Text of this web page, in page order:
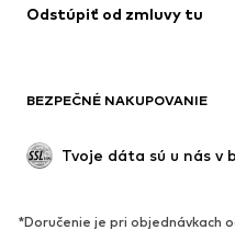
Upcyklácia
Nové
Kanady & čižmy
Poltopánky
Odstúpiť od zmluvy tu
BEZPEČNÉ NAKUPOVANIE
Tvoje dáta sú u nás v
*Doručenie je pri objednávkach